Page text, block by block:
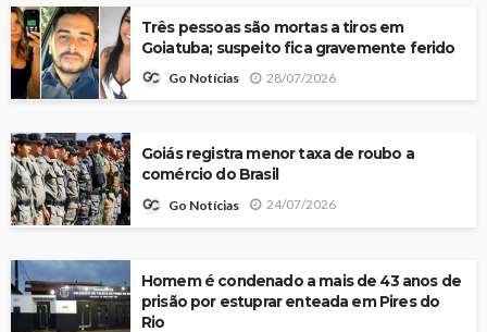
Três pessoas são mortas a tiros em
Goiatuba; suspeito fica gravemente ferido
Go Notícias 28/07/2026
Goiás registra menor taxa de roubo a
comércio do Brasil
Go Notícias 24/07/2026
Homem é condenado a mais de 43 anos de
prisão por estuprar enteada em Pires do
Rio